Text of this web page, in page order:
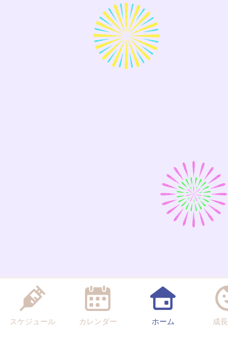
スケジュール カレンダー ホーム 成